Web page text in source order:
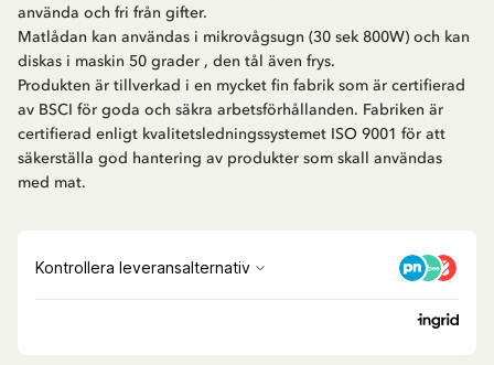
använda och fri från gifter.
Matlådan kan användas i mikrovågsugn (30 sek 800W) och kan
diskas i maskin 50 grader , den tål även frys.
Produkten är tillverkad i en mycket fin fabrik som är certifierad
av BSCI för goda och säkra arbetsförhållanden. Fabriken är
certifierad enligt kvalitetsledningssystemet ISO 9001 för att
säkerställa god hantering av produkter som skall användas
med mat.